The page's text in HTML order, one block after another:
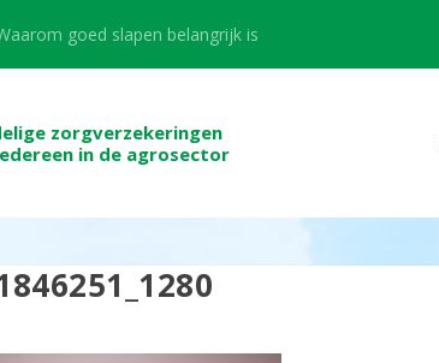
goed slapen belangrijk is
zorgverzekeringen
in de agrosector